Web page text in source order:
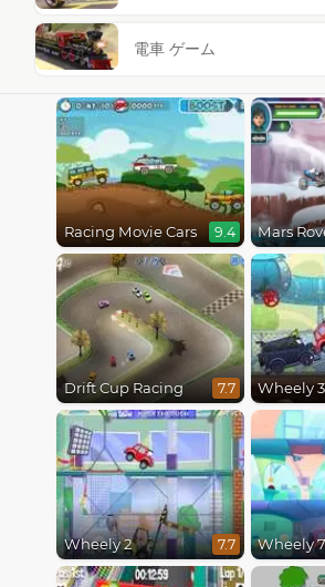
電車 ゲーム
Racing Movie Cars 9.4 Mars
Drift Cup Racing 7.7 Wheely 3
Wheely 2 7.7